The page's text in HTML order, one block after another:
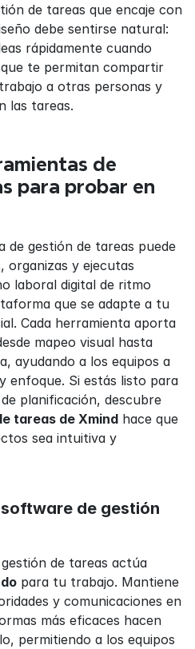
de tareas que encaje con
debe sentirse natural:
rápidamente cuando
te permitan compartir
a otras personas y
las tareas.
de
para probar en
de gestión de tareas puede
organizas y ejecutas
laboral digital de ritmo
que se adapte a tu
Cada herramienta aporta
mapeo visual hasta
ayudando a los equipos a
enfoque. Si estás listo para
planificación, descubre
tareas de Xmind hace que
sea intuitiva y
software de gestión
de tareas actúa
para tu trabajo. Mantiene
y comunicaciones en
más eficaces hacen
permitiendo a los equipos